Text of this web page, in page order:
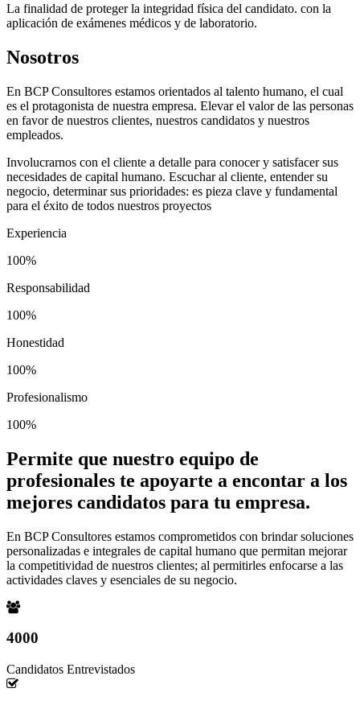
La finalidad de proteger la integridad física del candidato. con la
aplicación de exámenes médicos y de laboratorio.
Nosotros
En BCP Consultores estamos orientados al talento humano, el cual
es el protagonista de nuestra empresa. Elevar el valor de las personas
en favor de nuestros clientes, nuestros candidatos y nuestros
empleados.
Involucrarnos con el cliente a detalle para conocer y satisfacer sus
necesidades de capital humano. Escuchar al cliente, entender su
negocio, determinar sus prioridades: es pieza clave y fundamental
para el éxito de todos nuestros proyectos
Experiencia
100%
Responsabilidad
100%
Honestidad
100%
Profesionalismo
100%
Permite que nuestro equipo de
profesionales te apoyarte a encontar a los
mejores candidatos para tu empresa.
En BCP Consultores estamos comprometidos con brindar soluciones
personalizadas e integrales de capital humano que permitan mejorar
la competitividad de nuestros clientes; al permitirles enfocarse a las
actividades claves y esenciales de su negocio.
4000
Candidatos Entrevistados